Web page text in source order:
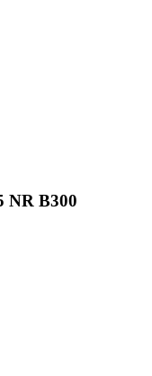
NR B300